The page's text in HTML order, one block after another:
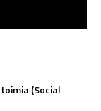
(Social